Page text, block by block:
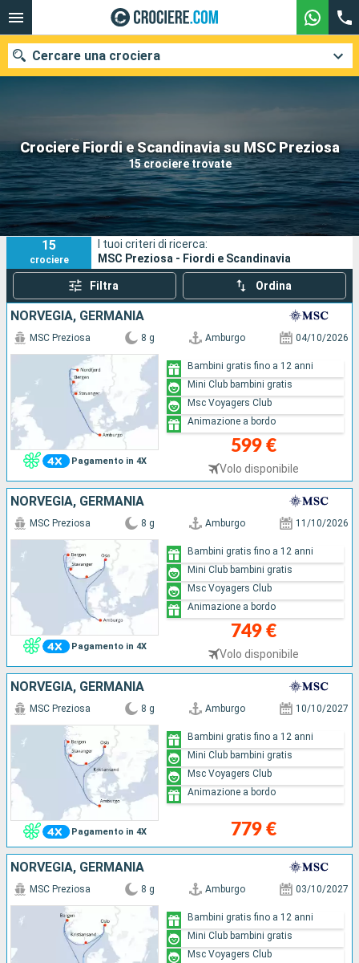
Crociere Fiordi e Scandinavia su MSC Preziosa
15 crociere trovate
Cercare una crociera
Le nostre destinazioni
Mesi di partenza
Porti Compagnie
Ricerca
15
crociere
I tuoi criteri di ricerca:
MSC Preziosa - Fiordi e Scandinavia
Filtra Ordina
NORVEGIA, GERMANIA
Pagamento in 4X
MSC Preziosa 8 g Amburgo 04/10/2026
599 €
Volo disponibile
Bambini gratis fino a 12 anni
Mini Club bambini gratis
Msc Voyagers Club
Animazione a bordo
NORVEGIA, GERMANIA
Pagamento in 4X
MSC Preziosa 8 g Amburgo 11/10/2026
749 €
Volo disponibile
Bambini gratis fino a 12 anni
Mini Club bambini gratis
Msc Voyagers Club
Animazione a bordo
NORVEGIA, GERMANIA
Pagamento in 4X
MSC Preziosa 8 g Amburgo 10/10/2027
779 €
Bambini gratis fino a 12 anni
Mini Club bambini gratis
Msc Voyagers Club
Animazione a bordo
NORVEGIA, GERMANIA
MSC Preziosa 8 g Amburgo 03/10/2027
Bambini gratis fino a 12 anni
Mini Club bambini gratis
Msc Voyagers Club